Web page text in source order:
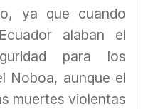
ya que cuando
alaban el
para los
Noboa, aunque el
muertes violentas